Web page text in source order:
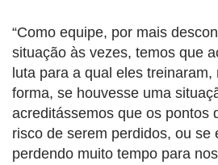
“Como equipe, por mais
situação às vezes, temos que
luta para a qual eles
forma, se houvesse uma
acreditássemos que os pontos
risco de serem perdidos, ou se
perdendo muito tempo para